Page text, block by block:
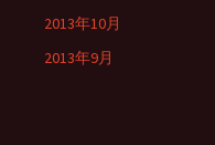
2013年10月
2013年9月